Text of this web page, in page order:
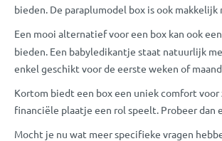
bieden. De paraplumodel box is ook
Een mooi alternatief voor een box kan ook een
bieden. Een babyledikantje staat natuurlijk
enkel geschikt voor de eerste weken of
Kortom biedt een box een uniek comfort
financiële plaatje een rol speelt. Probeer dan
Mocht je nu wat meer specifieke vragen